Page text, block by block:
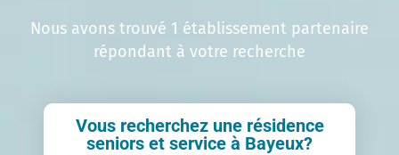
Nous avons trouvé 1 établissement partenaire
répondant à votre recherche
Vous recherchez une résidence
seniors et service à Bayeux?